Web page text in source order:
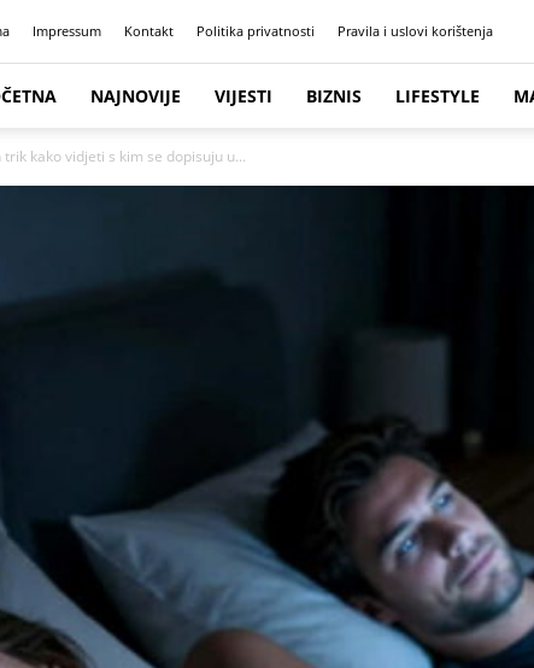
Impressum Kontakt Politika privatnosti Pravila i uslovi korištenja
NAJNOVIJE VIJESTI BIZNIS LIFESTYLE
trik kako vidjeti s kim se dopisuju u...